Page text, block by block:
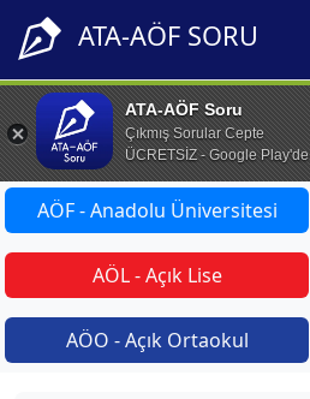
ATA-AÖF SORU
ATA-AÖF Soru
Çıkmış Sorular Cepte
ÜCRETSİZ - Google Play'de
AÖF - Anadolu Üniversitesi
AÖL - Açık Lise
AÖO - Açık Ortaokul